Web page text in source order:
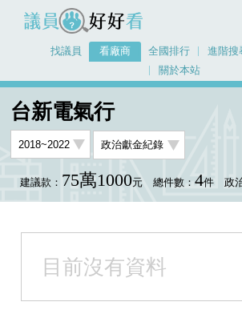
議員好好看
找議員 看廠商 全國排行 進階搜
關於本站
台新電氣行
建議款： 75萬1000元 總件數： 4件 政
目前沒有資料